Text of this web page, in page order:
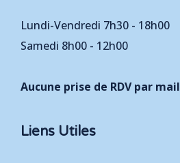
Lundi-Vendredi 7h30 - 18h00
Samedi 8h00 - 12h00
Aucune prise de RDV par mail
Liens Utiles